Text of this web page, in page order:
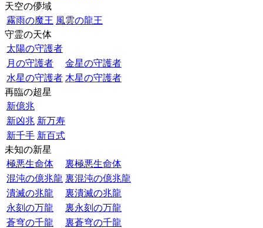
天空の儚域
霧雨の魔王 風雲の龍王
守霊の天体
太陽の守護者
月の守護者
金星の守護者
水星の守護者 木星の守護者
再臨の超星
新億兆
新凶兆 新万寿
新千手 新百式
未知の新星
極悪生命体
裏極悪生命体
混沌の億兆龍 裏混沌の億兆龍
潰滅の兆龍
裏潰滅の兆龍
永刻の万龍
裏永刻の万龍
蒼穹の千龍
裏蒼穹の千龍